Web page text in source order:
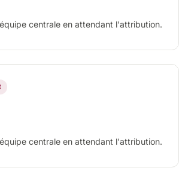
centrale en attendant l'attribution.
centrale en attendant l'attribution.